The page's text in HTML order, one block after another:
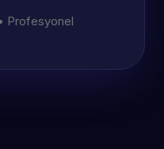
Profesyonel